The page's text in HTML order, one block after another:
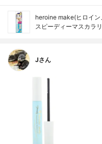
heroine make(ヒロイン
スピーディーマスカラ
Jさん